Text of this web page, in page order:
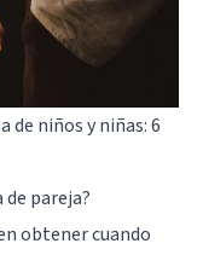
de niños y niñas: 6
pareja?
obtener cuando